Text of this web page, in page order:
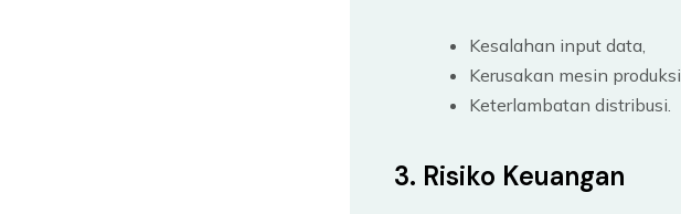
Kesalahan input data,
Kerusakan mesin produksi,
Keterlambatan distribusi.
3. Risiko Keuangan